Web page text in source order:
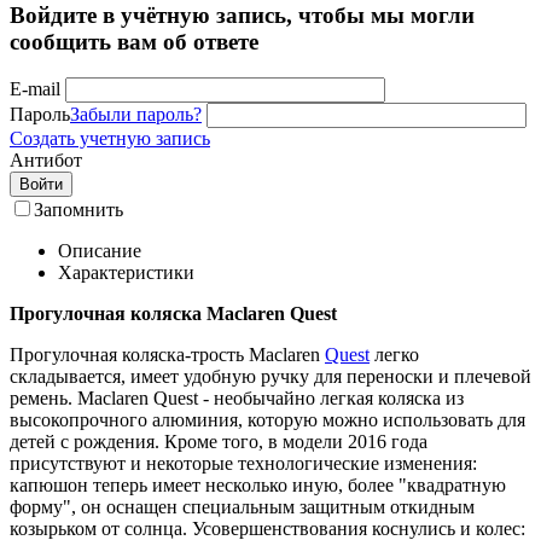
Войдите в учётную запись, чтобы мы могли
сообщить вам об ответе
E-mail
ПарольЗабыли пароль?
Создать учетную запись
Антибот
Войти
Запомнить
Описание
Характеристики
Прогулочная коляска Maclaren Quest
Прогулочная коляска-трость Maclaren Quest легко
складывается, имеет удобную ручку для переноски и плечевой
ремень. Maclaren Quest - необычайно легкая коляска из
высокопрочного алюминия, которую можно использовать для
детей с рождения. Кроме того, в модели 2016 года
присутствуют и некоторые технологические изменения:
капюшон теперь имеет несколько иную, более "квадратную
форму", он оснащен специальным защитным откидным
козырьком от солнца. Усовершенствования коснулись и колес: